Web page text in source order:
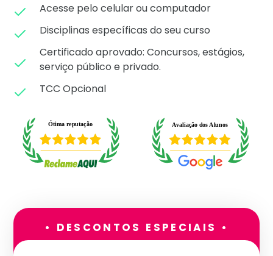
Acesse pelo celular ou computador
Disciplinas específicas do seu curso
Certificado aprovado: Concursos, estágios,
serviço público e privado.
TCC Opcional
• DESCONTOS ESPECIAIS •